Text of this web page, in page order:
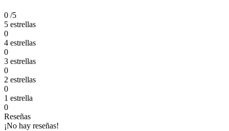
0 /5
5 estrellas
0
4 estrellas
0
3 estrellas
0
2 estrellas
0
1 estrella
0
Reseñas
¡No hay reseñas!